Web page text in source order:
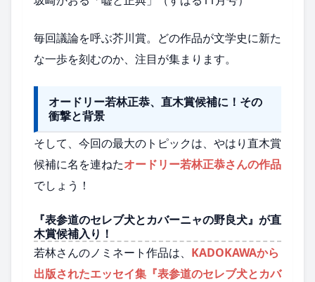
毎回議論を呼ぶ芥川賞。どの作品が文学史に新た
な一歩を刻むのか、注目が集まります。
オードリー若林正恭、直木賞候補に！その
衝撃と背景
そして、今回の最大のトピックは、やはり直木賞
候補に名を連ねたオードリー若林正恭さんの作品
でしょう！
『表参道のセレブ犬とカバーニャの野良犬』が直
木賞候補入り！
若林さんのノミネート作品は、 KADOKAWAから
出版されたエッセイ集『表参道のセレブ犬とカバ